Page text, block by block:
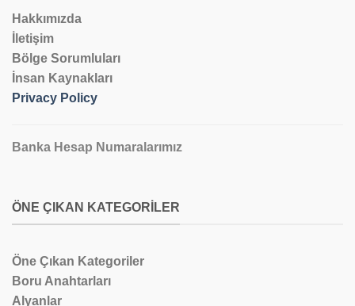
Hakkımızda
İletişim
Bölge Sorumluları
İnsan Kaynakları
Privacy Policy
Banka Hesap Numaralarımız
ÖNE ÇIKAN KATEGORILER
Öne Çıkan Kategoriler
Boru Anahtarları
Alyanlar